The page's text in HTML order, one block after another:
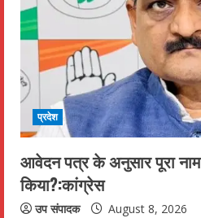
प्रदेश
आवेदन पत्र के अनुसार पूरा नाम
किया?:कांग्रेस
उप संपादक August 8, 2026